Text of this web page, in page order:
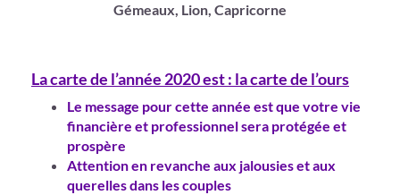
Gémeaux, Lion, Capricorne
La carte de l’année 2020 est : la carte de l’ours
Le message pour cette année est que votre vie
financière et professionnel sera protégée et
prospère
Attention en revanche aux jalousies et aux
querelles dans les couples